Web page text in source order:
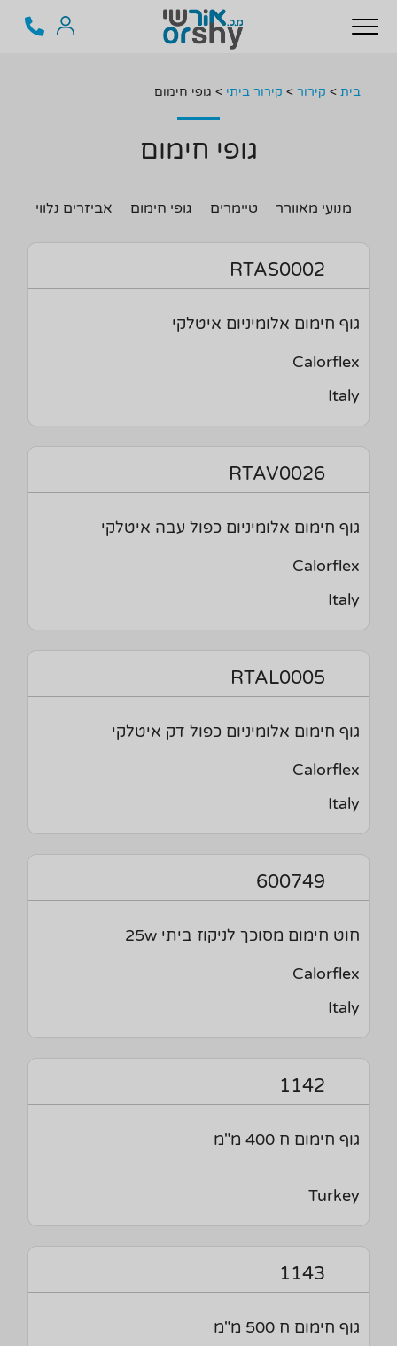
בית > קירור > קירור ביתי > גופי חימום
גופי חימום
מנועי מאוורר טיימרים גופי חימום אביזרים נלווים
RTAS0002
גוף חימום אלומיניום איטלקי
Calorflex
Italy
RTAV0026
גוף חימום אלומיניום כפול עבה איטלקי
Calorflex
Italy
RTAL0005
גוף חימום אלומיניום כפול דק איטלקי
Calorflex
Italy
600749
חוט חימום מסוכך לניקוז ביתי 25w
Calorflex
Italy
1142
גוף חימום ח 400 מ"מ
Turkey
1143
גוף חימום ח 500 מ"מ